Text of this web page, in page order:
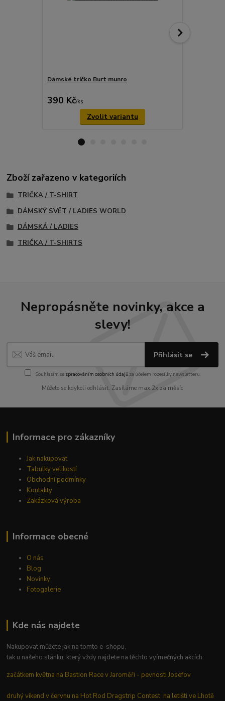
Dámské tričko Burt munro
390 Kč/ks
Zvolit variantu
Zboží zařazeno v kategoriích
TRIČKA / T-SHIRT
DÁMSKÝ SVĚT / LADIES WORLD
DÁMSKÁ / LADIES
TRIČKA / T-SHIRTS
Nepropásněte novinky, akce a
slevy!
Přihlásit se
Souhlasím se zpracováním osobních údajůza účelem rozesílky newsletteru.
Můžete se kdykoli odhlásit. Zasíláme max.2x za měsíc
Informace pro zákazníky
Jak nakupovat
Tabulky velikostí
Obchodní podmínky
Kontakty
Zakázková výroba
Informace obecné
O nás
Blog
Novinky
Fotogalerie
Kde nás najdete
Nakupovat můžete jak na tomto e-shopu,
tak u našeho stánku, který vždy najdete na těchto vyímečných akcích:
začátkem května na Bastion Race v Jaroměři - pevnosti Josefov
druhý víkend v červnu na Hot Rod Dragstrip Contest na letišti ve Lhotě